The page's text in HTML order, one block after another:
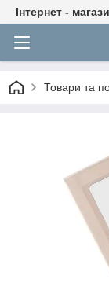
Інтернет -
Товари та